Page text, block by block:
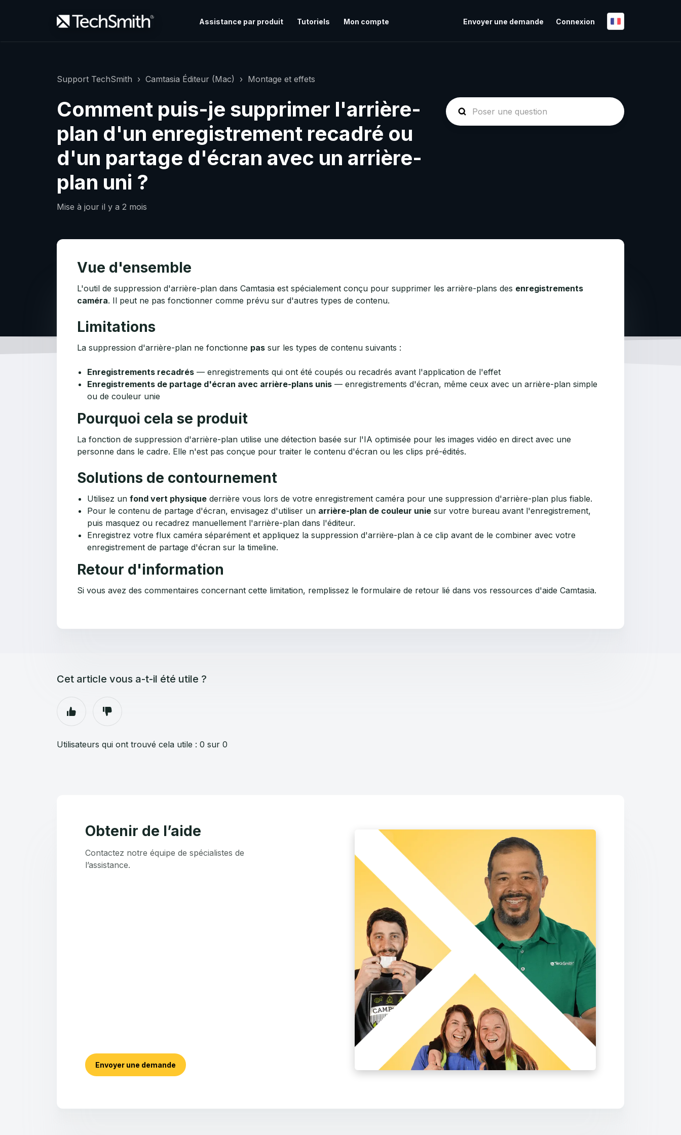
Assistance par produit Tutoriels Mon compte Envoyer une demande Connexion
Support TechSmith Camtasia Éditeur (Mac) Montage et effets
Comment puis-je supprimer l'arrière-
plan d'un enregistrement recadré ou
d'un partage d'écran avec un arrière-
plan uni ?
Mise à jour il y a 2 mois
Vue d'ensemble
L'outil de suppression d'arrière-plan dans Camtasia est spécialement conçu pour supprimer les arrière-plans des enregistrements
caméra. Il peut ne pas fonctionner comme prévu sur d'autres types de contenu.
Limitations
La suppression d'arrière-plan ne fonctionne pas sur les types de contenu suivants :
Enregistrements recadrés — enregistrements qui ont été coupés ou recadrés avant l'application de l'effet
Enregistrements de partage d'écran avec arrière-plans unis — enregistrements d'écran, même ceux avec un arrière-plan simple
ou de couleur unie
Pourquoi cela se produit
La fonction de suppression d'arrière-plan utilise une détection basée sur l'IA optimisée pour les images vidéo en direct avec une
personne dans le cadre. Elle n'est pas conçue pour traiter le contenu d'écran ou les clips pré-édités.
Solutions de contournement
Utilisez un fond vert physique derrière vous lors de votre enregistrement caméra pour une suppression d'arrière-plan plus fiable.
Pour le contenu de partage d'écran, envisagez d'utiliser un arrière-plan de couleur unie sur votre bureau avant l'enregistrement,
puis masquez ou recadrez manuellement l'arrière-plan dans l'éditeur.
Enregistrez votre flux caméra séparément et appliquez la suppression d'arrière-plan à ce clip avant de le combiner avec votre
enregistrement de partage d'écran sur la timeline.
Retour d'information
Si vous avez des commentaires concernant cette limitation, remplissez le formulaire de retour lié dans vos ressources d'aide Camtasia.
Cet article vous a-t-il été utile ?
Utilisateurs qui ont trouvé cela utile : 0 sur 0
Obtenir de l’aide
Contactez notre équipe de spécialistes de
l’assistance.
Envoyer une demande